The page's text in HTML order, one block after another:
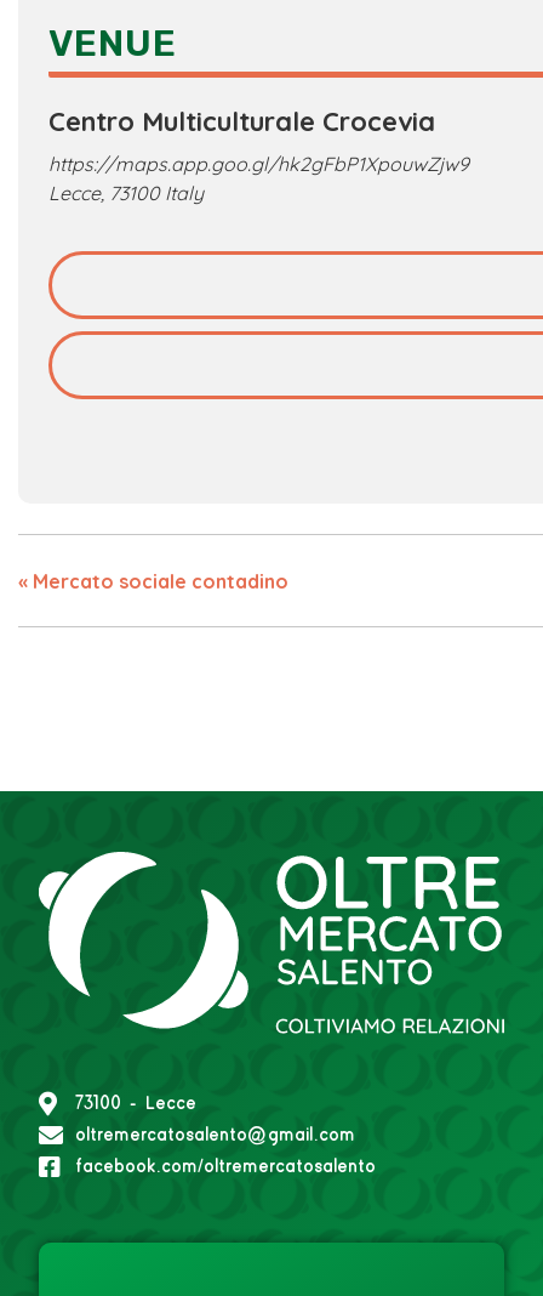
VENUE
Centro Multiculturale Crocevia
https://maps.app.goo.gl/hk2gFbP1XpouwZjw9
Lecce, 73100 Italy
« Mercato sociale contadino
73100 - Lecce
oltremercatosalento@gmail.com
facebook.com/oltremercatosalento